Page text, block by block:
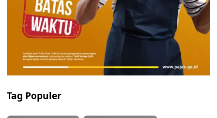
Tag Populer